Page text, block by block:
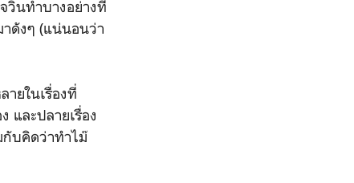
วินทำบางอย่างที่
าดังๆ (แน่นอนว่า
ยในเรื่องที่
และปลายเรื่อง
บคิดว่าทำไม๊